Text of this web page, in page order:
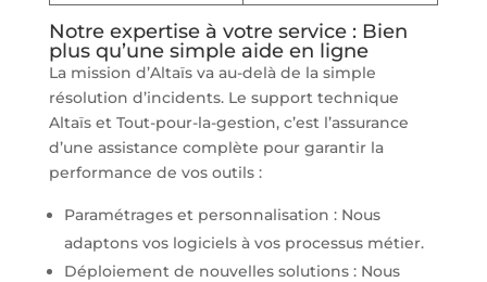
Notre expertise à votre service : Bien
plus qu’une simple aide en ligne
La mission d’Altaïs va au-delà de la simple
résolution d’incidents. Le support technique
Altaïs et Tout-pour-la-gestion, c’est l’assurance
d’une assistance complète pour garantir la
performance de vos outils :
Paramétrages et personnalisation : Nous
adaptons vos logiciels à vos processus métier.
Déploiement de nouvelles solutions : Nous